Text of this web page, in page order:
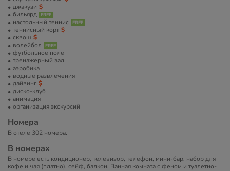
джакузи
бильярд
настольный теннис
теннисный корт
сквош
волейбол
футбольное поле
тренажерный зал
аэробика
водные развлечения
дайвинг
диско-клуб
анимация
организация экскурсий
Номера
В отеле 302 номера.
В номерах
В номере есть кондиционер, телевизор, телефон, мини-бар, набор для
кофе и чая (платно), сейф, балкон. Ванная комната с феном и туалетно-